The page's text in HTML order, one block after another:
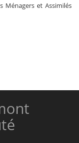
Ménagers et Assimilés